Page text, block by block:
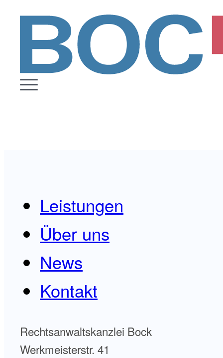
Leistungen
Über uns
News
Kontakt
Rechtsanwaltskanzlei Bock
Werkmeisterstr. 41